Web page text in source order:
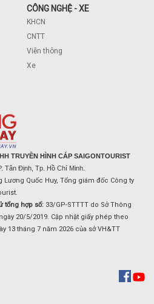
CÔNG NGHỆ - XE
KHCN
CNTT
Viễn thông
Xe
TRUYỀN HÌNH CÁP SAIGONTOURIST
Tân Định, Tp. Hồ Chí Minh.
Lương Quốc Huy, Tổng giám đốc Công ty
tổng hợp số: 33/GP-STTTT do Sở Thông
20/5/2019. Cập nhật giấy phép theo
13 tháng 7 năm 2026 của sở VH&TT